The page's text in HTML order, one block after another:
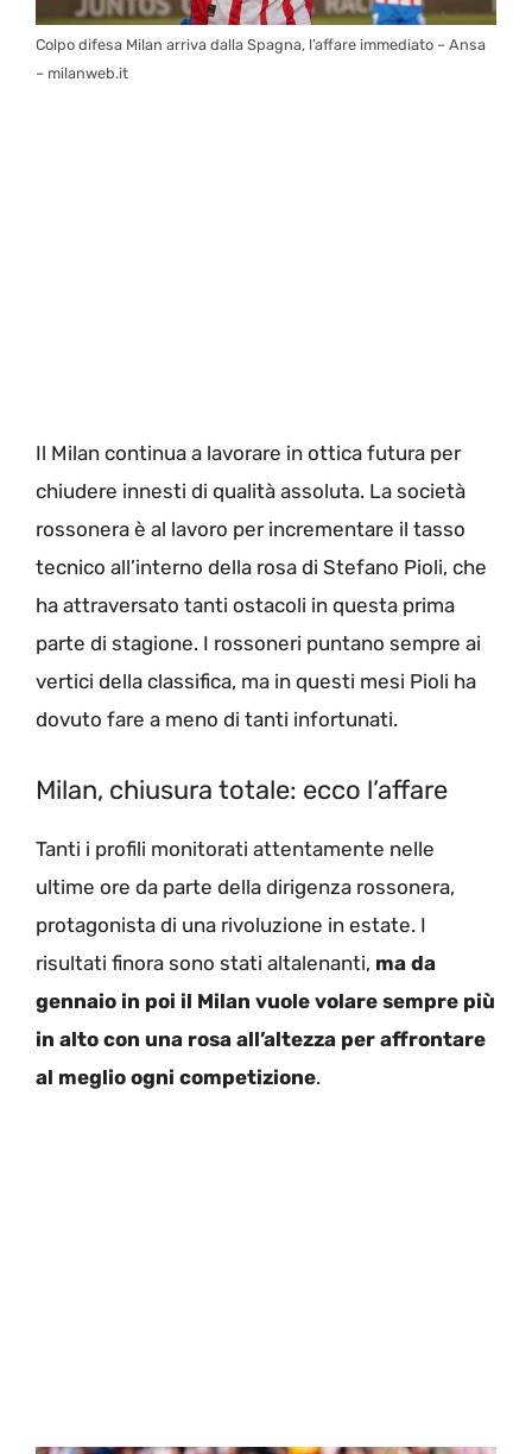
Colpo difesa Milan arriva dalla Spagna, l’affare immediato – Ansa
– milanweb.it
Il Milan continua a lavorare in ottica futura per
chiudere innesti di qualità assoluta. La società
rossonera è al lavoro per incrementare il tasso
tecnico all’interno della rosa di Stefano Pioli, che
ha attraversato tanti ostacoli in questa prima
parte di stagione. I rossoneri puntano sempre ai
vertici della classifica, ma in questi mesi Pioli ha
dovuto fare a meno di tanti infortunati.
Milan, chiusura totale: ecco l’affare
Tanti i profili monitorati attentamente nelle
ultime ore da parte della dirigenza rossonera,
protagonista di una rivoluzione in estate. I
risultati finora sono stati altalenanti, ma da
gennaio in poi il Milan vuole volare sempre più
in alto con una rosa all’altezza per affrontare
al meglio ogni competizione.